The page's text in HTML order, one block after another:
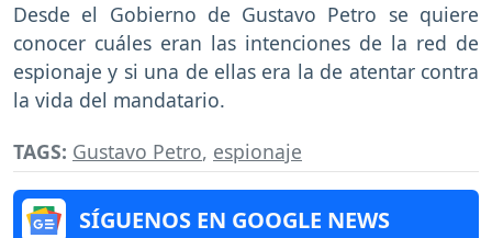
Desde el Gobierno de Gustavo Petro se quiere
conocer cuáles eran las intenciones de la red de
espionaje y si una de ellas era la de atentar contra
la vida del mandatario.
TAGS: Gustavo Petro, espionaje
SÍGUENOS EN GOOGLE NEWS